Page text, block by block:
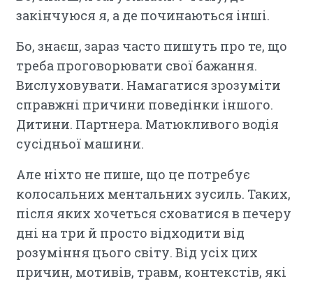
закінчуюся я, а де починаються інші.
Бо, знаєш, зараз часто пишуть про те, що
треба проговорювати свої бажання.
Вислуховувати. Намагатися зрозуміти
справжні причини поведінки іншого.
Дитини. Партнера. Матюкливого водія
сусідньої машини.
Але ніхто не пише, що це потребує
колосальних ментальних зусиль. Таких,
після яких хочеться сховатися в печеру
дні на три й просто відходити від
розуміння цього світу. Від усіх цих
причин, мотивів, травм, контекстів, які